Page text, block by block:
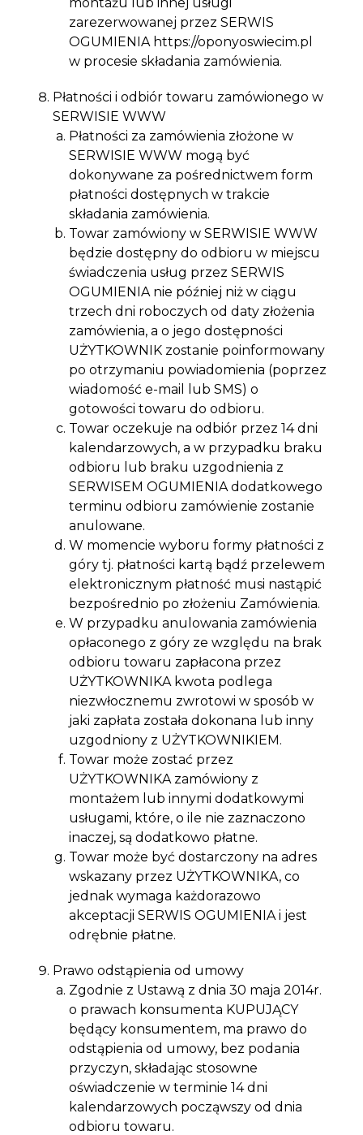
zarezerwowanej przez SERWIS
OGUMIENIA https://oponyoswiecim.pl
w procesie składania zamówienia.
Płatności i odbiór towaru zamówionego w
SERWISIE WWW
Płatności za zamówienia złożone w
SERWISIE WWW mogą być
dokonywane za pośrednictwem form
płatności dostępnych w trakcie
składania zamówienia.
Towar zamówiony w SERWISIE WWW
będzie dostępny do odbioru w miejscu
świadczenia usług przez SERWIS
OGUMIENIA nie później niż w ciągu
trzech dni roboczych od daty złożenia
zamówienia, a o jego dostępności
UŻYTKOWNIK zostanie poinformowany
po otrzymaniu powiadomienia (poprzez
wiadomość e-mail lub SMS) o
gotowości towaru do odbioru.
Towar oczekuje na odbiór przez 14 dni
kalendarzowych, a w przypadku braku
odbioru lub braku uzgodnienia z
SERWISEM OGUMIENIA dodatkowego
terminu odbioru zamówienie zostanie
anulowane.
W momencie wyboru formy płatności z
góry tj. płatności kartą bądź przelewem
elektronicznym płatność musi nastąpić
bezpośrednio po złożeniu Zamówienia.
W przypadku anulowania zamówienia
opłaconego z góry ze względu na brak
odbioru towaru zapłacona przez
UŻYTKOWNIKA kwota podlega
niezwłocznemu zwrotowi w sposób w
jaki zapłata została dokonana lub inny
uzgodniony z UŻYTKOWNIKIEM.
Towar może zostać przez
UŻYTKOWNIKA zamówiony z
montażem lub innymi dodatkowymi
usługami, które, o ile nie zaznaczono
inaczej, są dodatkowo płatne.
Towar może być dostarczony na adres
wskazany przez UŻYTKOWNIKA, co
jednak wymaga każdorazowo
akceptacji SERWIS OGUMIENIA i jest
odrębnie płatne.
Prawo odstąpienia od umowy
Zgodnie z Ustawą z dnia 30 maja 2014r.
o prawach konsumenta KUPUJĄCY
będący konsumentem, ma prawo do
odstąpienia od umowy, bez podania
przyczyn, składając stosowne
oświadczenie w terminie 14 dni
kalendarzowych począwszy od dnia
odbioru towaru.